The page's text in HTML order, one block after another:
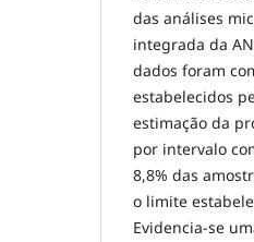
das análises
integrada da
dados foram
estabelecidos
estimação da
por intervalo
8,8% das
o limite
Evidencia-se